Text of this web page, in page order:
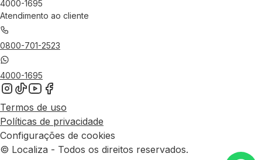
4000-1695
Atendimento ao cliente
0800-701-2523
4000-1695
Termos de uso
Políticas de privacidade
Configurações de cookies
© Localiza - Todos os direitos reservados.